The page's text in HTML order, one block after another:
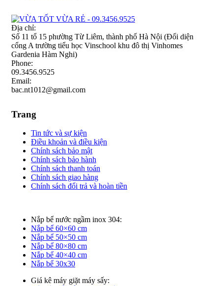
Địa chỉ:
Số 11 tổ 15 phường Từ Liêm, thành phố Hà Nội (Đối diện
cổng A trường tiểu học Vinschool khu đô thị Vinhomes
Gardenia Hàm Nghi)
Phone:
09.3456.9525
Email:
bac.nt1012@gmail.com
Trang
Tin tức và sự kiện
Điều khoản và điều kiện
Chính sách bảo mật
Chính sách bảo hành
Chính sách thanh toán
Chính sách giao hàng
Chính sách đổi trả và hoàn tiền
Nắp bể nước ngầm inox 304:
Nắp bể 60×60 cm
Nắp bể 50×50 cm
Nắp bể 80×80 cm
Nắp bể 40×40 cm
Nắp bể 30x30
Giá kê máy giặt máy sấy: